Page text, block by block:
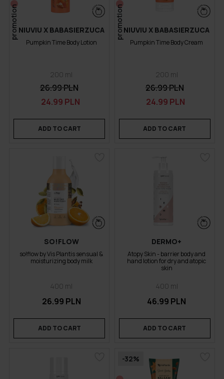
promotion NIUVIU X BABASIERZUCA
Pumpkin Time Body Lotion
200 ml
26.99 PLN
24.99 PLN
ADD TO CART
promotion NIUVIU X BABASIERZUCA
Pumpkin Time Body Cream
200 ml
26.99 PLN
24.99 PLN
ADD TO CART
SO!FLOW
so!flow by Vis Plantis sensual &
moisturizing body milk
400 ml
26.99 PLN
ADD TO CART
DERMO+
Atopy Skin - barrier body and
hand lotion for dry and atopic
skin
400 ml
46.99 PLN
ADD TO CART
-32%